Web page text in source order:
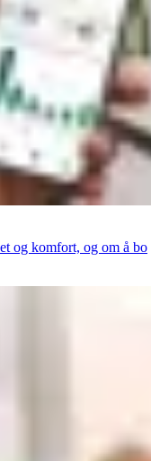
og komfort, og om å bo